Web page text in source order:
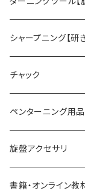
HSSツール
ACUTUS
NaCT
替刃式ツール
リングツール
コアリングツール
ホローイングツー
シャープニング【研
チャック
4爪スクロールチャ
真空チャッキング用
ペンターニング用品
ペン金具キット
ペンメイキングツ
旋盤アクセサリ
センター類
書籍・オンライン教